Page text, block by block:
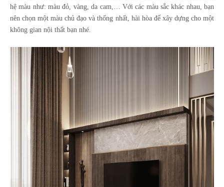
hệ màu như: màu đỏ, vàng, da cam,… Với các màu sắc khác nhau, bạn
nên chọn một màu chủ đạo và thống nhất, hài hòa để xây dựng cho một
không gian nội thất bạn nhé.